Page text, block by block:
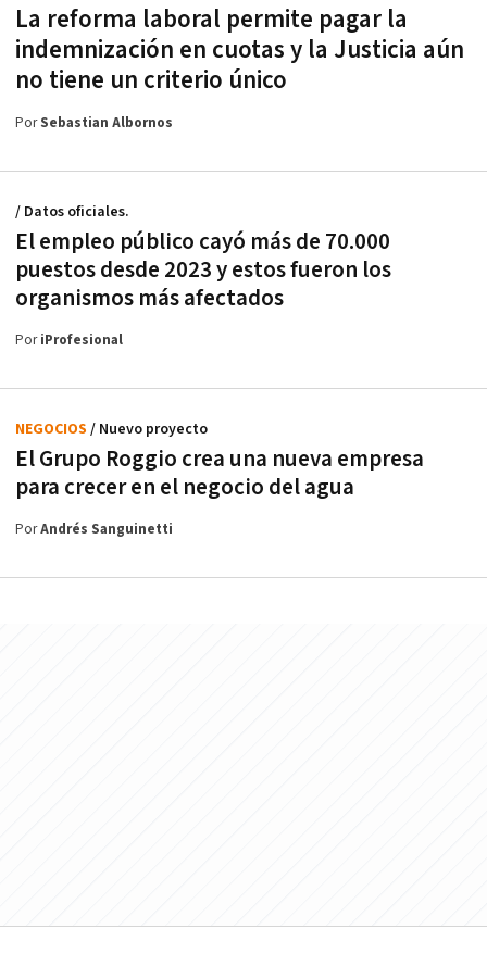
La reforma laboral permite pagar la
indemnización en cuotas y la Justicia aún
no tiene un criterio único
PorSebastian Albornos
El empleo público cayó más de 70.000
puestos desde 2023 y estos fueron los
organismos más afectados
/ Datos oficiales.
PoriProfesional
El Grupo Roggio crea una nueva empresa
para crecer en el negocio del agua
NEGOCIOS / Nuevo proyecto
PorAndrés Sanguinetti